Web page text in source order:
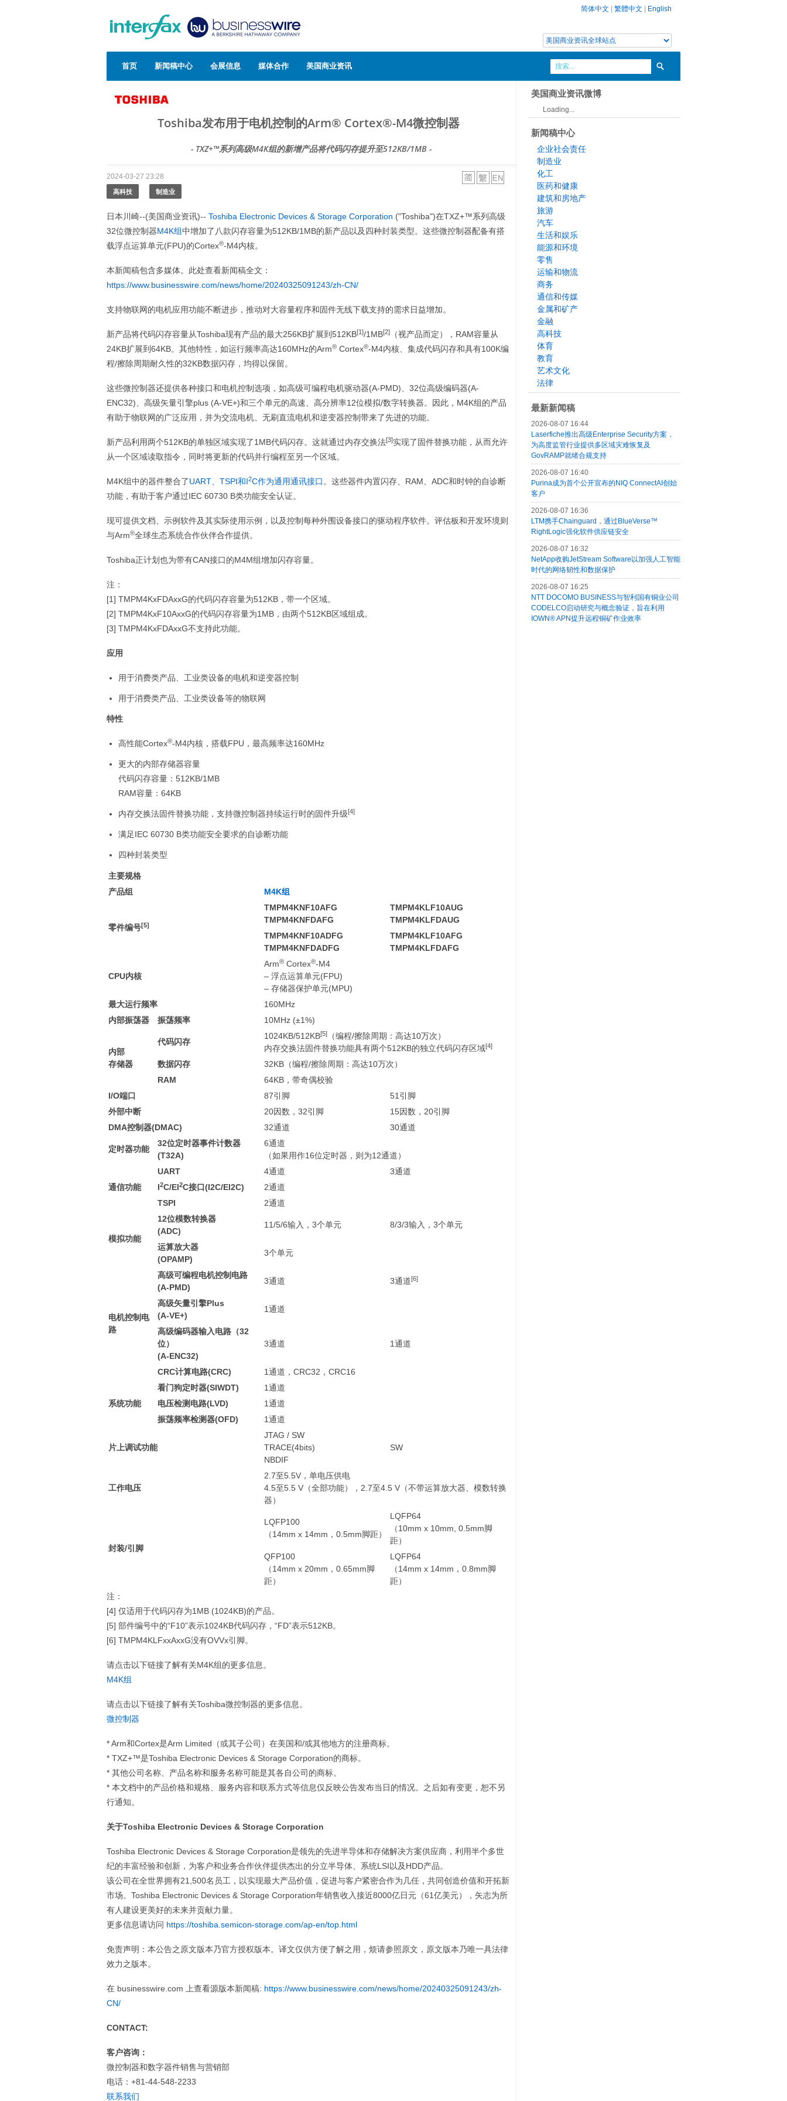
简体中文 繁體中文 English
首页 新闻稿中心 会展信息 媒体合作 美国商业资讯
Toshiba发布用于电机控制的Arm® Cortex®-M4微控制器
- TXZ+™系列高级M4K组的新增产品将代码闪存提升至512KB/1MB -
2024-03-27 23:28
高科技 制造业
日本川崎--(美国商业资讯)-- Toshiba Electronic Devices & Storage Corporation ("Toshiba")在TXZ+™系列高级
32位微控制器M4K组中增加了八款闪存容量为512KB/1MB的新产品以及四种封装类型。这些微控制器配备有搭
载浮点运算单元(FPU)的Cortex®-M4内核。
本新闻稿包含多媒体。此处查看新闻稿全文：
https://www.businesswire.com/news/home/20240325091243/zh-CN/
支持物联网的电机应用功能不断进步，推动对大容量程序和固件无线下载支持的需求日益增加。
新产品将代码闪存容量从Toshiba现有产品的最大256KB扩展到512KB[1]/1MB[2]
（视产品而定），RAM容量从
24KB扩展到64KB。其他特性，如运行频率高达160MHz的Arm® Cortex®-M4内核、集成代码闪存和具有100K编
程/擦除周期耐久性的32KB数据闪存，均得以保留。
这些微控制器还提供各种接口和电机控制选项，如高级可编程电机驱动器(A-PMD)、32位高级编码器(A-
ENC32)、高级矢量引擎plus (A-VE+)和三个单元的高速、高分辨率12位模拟/数字转换器。因此，M4K组的产品
有助于物联网的广泛应用，并为交流电机、无刷直流电机和逆变器控制带来了先进的功能。
新产品利用两个512KB的单独区域实现了1MB代码闪存。这就通过内存交换法[3]实现了固件替换功能，从而允许
从一个区域读取指令，同时将更新的代码并行编程至另一个区域。
M4K组中的器件整合了UART、TSPI和I2C作为通用通讯接口 。这些器件内置闪存、RAM、ADC和时钟的自诊断
功能，有助于客户通过IEC 60730 B类功能安全认证。
现可提供文档、示例软件及其实际使用示例，以及控制每种外围设备接口的驱动程序软件。评估板和开发环境则
与Arm®全球生态系统合作伙伴合作提供。
Toshiba正计划也为带有CAN接口的M4M组增加闪存容量。
注：
[1] TMPM4KxFDAxxG的代码闪存容量为512KB，带一个区域。
[2] TMPM4KxF10AxxG的代码闪存容量为1MB，由两个512KB区域组成。
[3] TMPM4KxFDAxxG不支持此功能。
应用
用于消费类产品、工业类设备的电机和逆变器控制
用于消费类产品、工业类设备等的物联网
特性
高性能Cortex®-M4内核，搭载FPU，最高频率达160MHz
更大的内部存储器容量
代码闪存容量：512KB/1MB
RAM容量：64KB
内存交换法固件替换功能，支持微控制器持续运行时的固件升级[4]
满足IEC 60730 B类功能安全要求的自诊断功能
四种封装类型
主要规格
产品组
M4K组
零件编号[5]
TMPM4KNF10AFG
TMPM4KNFDAFG
TMPM4KLF10AUG
TMPM4KLFDAUG
TMPM4KNF10ADFG
TMPM4KNFDADFG
TMPM4KLF10AFG
TMPM4KLFDAFG
CPU内核
Arm® Cortex®-M4
‒ 浮点运算单元(FPU)
‒ 存储器保护单元(MPU)
最大运行频率
160MHz
内部振荡器
振荡频率 10MHz (±1%)
内部
存储器
代码闪存
1024KB/512KB[5]
（编程/擦除周期：高达10万次）
内存交换法固件替换功能具有两个512KB的独立代码闪存区域[4]
数据闪存
32KB（编程/擦除周期：高达10万次）
RAM
64KB，带奇偶校验
I/O端口
87引脚
51引脚
外部中断
20因数，32引脚
15因数，20引脚
DMA控制器(DMAC)
32通道 30通道
定时器功能
32位定时器事件计数器
(T32A)
6通道
（如果用作16位定时器，则为12通道）
通信功能
UART 4通道
3通道
I2C/EI2C接口(I2C/EI2C)
2通道
TSPI
2通道
模拟功能
12位模数转换器
(ADC)
11/5/6输入，3个单元 8/3/3输入，3个单元
运算放大器
(OPAMP)
3个单元
电机控制电
路
高级可编程电机控制电路
(A-PMD)
3通道 3通道[6]
高级矢量引擎Plus
(A-VE+)
1通道
高级编码器输入电路（32
位）
(A-ENC32)
3通道 1通道
CRC计算电路(CRC) 1通道，CRC32，CRC16
系统功能
看门狗定时器(SIWDT)
1通道
电压检测电路(LVD)
1通道
振荡频率检测器(OFD)
1通道
片上调试功能
JTAG / SW
TRACE(4bits)
NBDIF
SW
工作电压
2.7至5.5V，单电压供电
4.5至5.5 V（全部功能），2.7至4.5 V（不带运算放大器、模数转换
器）
封装/引脚
LQFP100
（14mm x 14mm，0.5mm脚距）
LQFP64
（10mm x 10mm, 0.5mm脚
距）
QFP100
（14mm x 20mm，0.65mm脚
距）
LQFP64
（14mm x 14mm，0.8mm脚
距）
注：
[4] 仅适用于代码闪存为1MB (1024KB)的产品。
[5] 部件编号中的“F10”表示1024KB代码闪存，“FD”表示512KB。
[6] TMPM4KLFxxAxxG没有OVVx引脚。
请点击以下链接了解有关M4K组的更多信息。
M4K组
请点击以下链接了解有关Toshiba微控制器的更多信息。
微控制器
* Arm和Cortex是Arm Limited（或其子公司）在美国和/或其他地方的注册商标。
* TXZ+™是Toshiba Electronic Devices & Storage Corporation的商标。
* 其他公司名称、产品名称和服务名称可能是其各自公司的商标。
* 本文档中的产品价格和规格、服务内容和联系方式等信息仅反映公告发布当日的情况。之后如有变更，恕不另
行通知。
关于Toshiba Electronic Devices & Storage Corporation
Toshiba Electronic Devices & Storage Corporation是领先的先进半导体和存储解决方案供应商，利用半个多世
纪的丰富经验和创新，为客户和业务合作伙伴提供杰出的分立半导体、系统LSI以及HDD产品。
该公司在全世界拥有21,500名员工，以实现最大产品价值，促进与客户紧密合作为几任，共同创造价值和开拓新
市场。Toshiba Electronic Devices & Storage Corporation年销售收入接近8000亿日元（61亿美元），矢志为所
有人建设更美好的未来并贡献力量。
更多信息请访问 https://toshiba.semicon-storage.com/ap-en/top.html
免责声明：本公告之原文版本乃官方授权版本。译文仅供方便了解之用，烦请参照原文，原文版本乃唯一具法律
效力之版本。
在 businesswire.com 上查看源版本新闻稿: https://www.businesswire.com/news/home/20240325091243/zh-
CN/
CONTACT:
客户咨询：
微控制器和数字器件销售与营销部
电话：+81-44-548-2233
联系我们
美国商业资讯微博
Loading...
新闻稿中心
企业社会责任
制造业
化工
医药和健康
建筑和房地产
旅游
汽车
生活和娱乐
能源和环境
零售
运输和物流
商务
通信和传媒
金属和矿产
金融
高科技
体育
教育
艺术文化
法律
最新新闻稿
2026-08-07 16:44
Laserfiche推出高级Enterprise Security方案，
为高度监管行业提供多区域灾难恢复及
GovRAMP就绪合规支持
2026-08-07 16:40
Purina成为首个公开宣布的NIQ ConnectAI创始
客户
2026-08-07 16:36
LTM携手Chainguard，通过BlueVerse™
RightLogic强化软件供应链安全
2026-08-07 16:32
NetApp收购JetStream Software以加强人工智能
时代的网络韧性和数据保护
2026-08-07 16:25
NTT DOCOMO BUSINESS与智利国有铜业公司
CODELCO启动研究与概念验证，旨在利用
IOWN® APN提升远程铜矿作业效率